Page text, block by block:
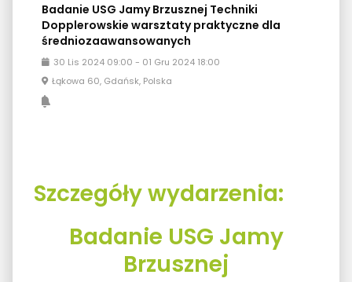
Badanie USG Jamy Brzusznej Techniki
Dopplerowskie warsztaty praktyczne dla
średniozaawansowanych
30 Lis 2024 09:00 - 01 Gru 2024 18:00
Łąkowa 60, Gdańsk, Polska
Szczegóły wydarzenia:
Badanie USG Jamy
Brzusznej